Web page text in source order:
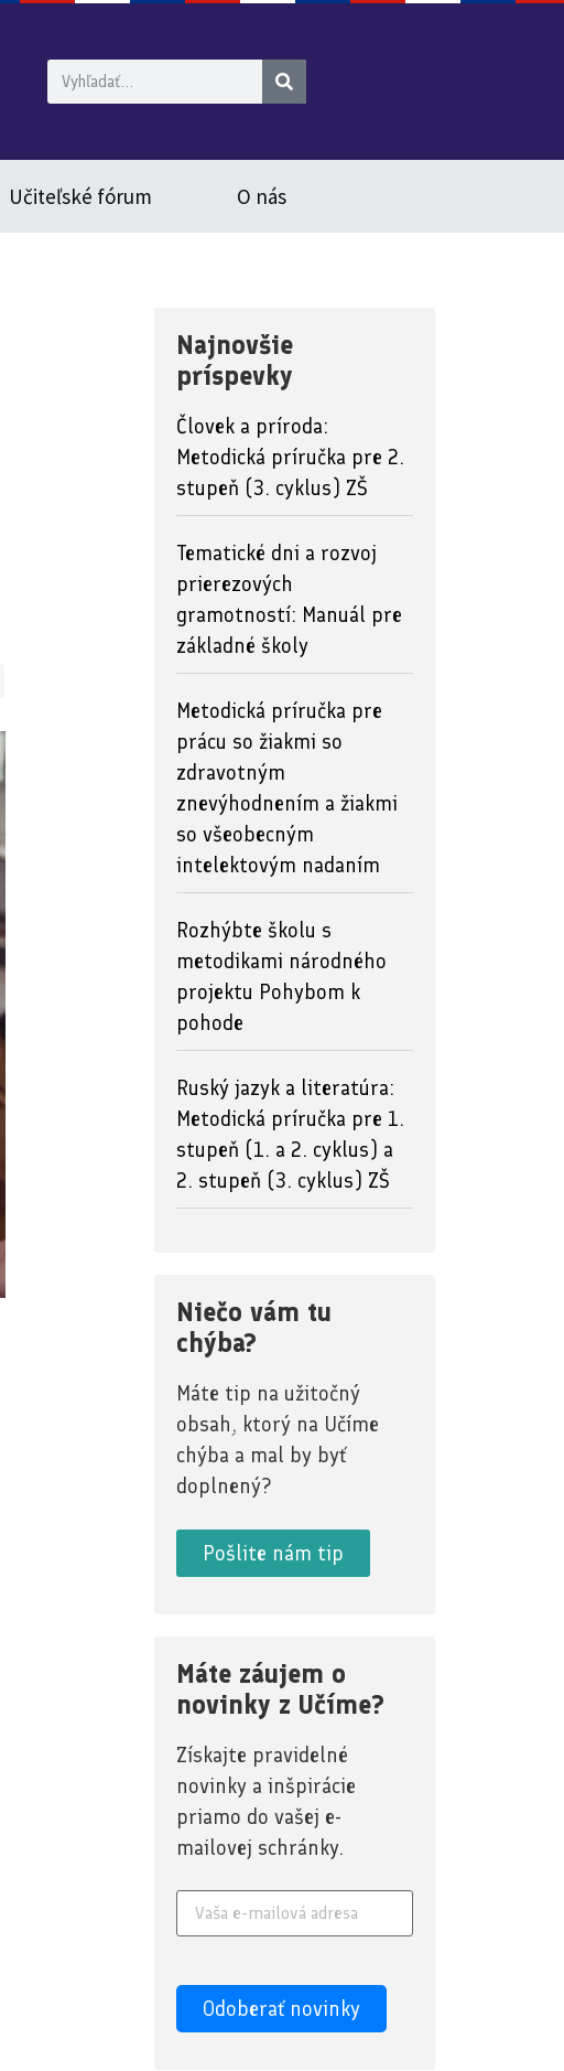
Učiteľské fórum O nás
Najnovšie
príspevky
Človek a príroda:
Metodická príručka pre 2.
stupeň (3. cyklus) ZŠ
Tematické dni a rozvoj
prierezových
gramotností: Manuál pre
základné školy
Metodická príručka pre
prácu so žiakmi so
zdravotným
znevýhodnením a žiakmi
so všeobecným
intelektovým nadaním
Rozhýbte školu s
metodikami národného
projektu Pohybom k
pohode
Ruský jazyk a literatúra:
Metodická príručka pre 1.
stupeň (1. a 2. cyklus) a
2. stupeň (3. cyklus) ZŠ
Niečo vám tu
chýba?
Máte tip na užitočný
obsah, ktorý na Učíme
chýba a mal by byť
doplnený?
Pošlite nám tip
Máte záujem o
novinky z Učíme?
Získajte pravidelné
novinky a inšpirácie
priamo do vašej e-
mailovej schránky.